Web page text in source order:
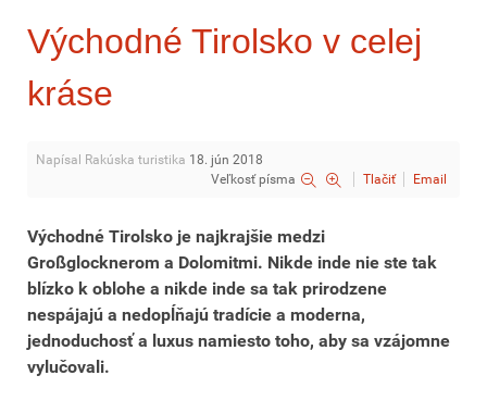
Východné Tirolsko v celej
kráse
Napísal Rakúska turistika 18. jún 2018
Veľkosť písma
Tlačiť Email
Východné Tirolsko je najkrajšie medzi
Großglocknerom a Dolomitmi. Nikde inde nie ste tak
blízko k oblohe a nikde inde sa tak prirodzene
nespájajú a nedopĺňajú tradície a moderna,
jednoduchosť a luxus namiesto toho, aby sa vzájomne
vylučovali.